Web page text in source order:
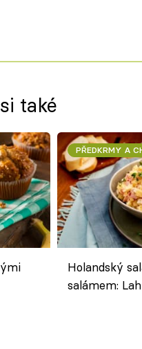
také
PŘEDKRMY A
Holandský
salámem: